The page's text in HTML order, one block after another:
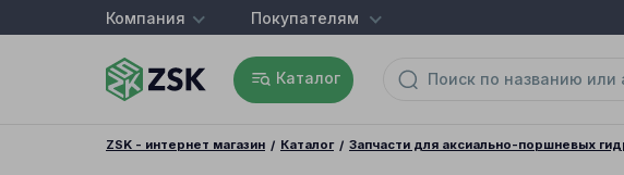
Компания Покупателям
Каталог
ZSK - интернет магазин Каталог Запчасти для аксиально-поршневых